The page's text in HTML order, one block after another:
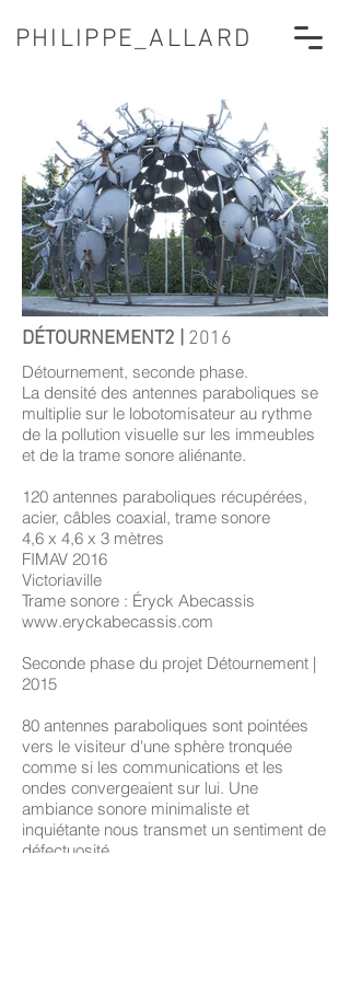
PHILIPPE_ALLARD
DÉTOURNEMENT2 | 2016
Détournement, seconde phase.
La densité des antennes paraboliques se
multiplie sur le lobotomisateur au rythme
de la pollution visuelle sur les immeubles
et de la trame sonore aliénante.
120 antennes paraboliques récupérées,
acier, câbles coaxial, trame sonore
4,6 x 4,6 x 3 mètres
FIMAV 2016
Victoriaville
Trame sonore : Éryck Abecassis
www.eryckabecassis.com
Seconde phase du projet Détournement |
2015
80 antennes paraboliques sont pointées
vers le visiteur d'une sphère tronquée
comme si les communications et les
ondes convergeaient sur lui. Une
ambiance sonore minimaliste et
inquiétante nous transmet un sentiment de
défectuosité.